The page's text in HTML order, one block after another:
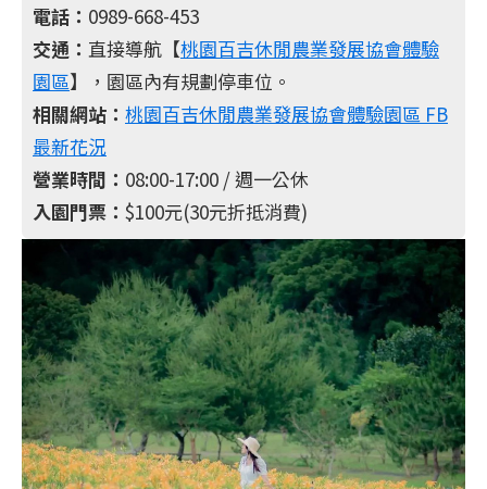
電話： 0989-668-453
交通： 直接導航【桃園百吉休閒農業發展協會體驗
園區】，園區內有規劃停車位。
相關網站： 桃園百吉休閒農業發展協會體驗園區 FB
最新花況
營業時間： 08:00-17:00 / 週一公休
入園門票： $100元(30元折抵消費)